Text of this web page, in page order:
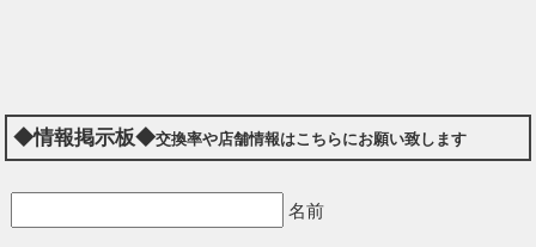
◆情報掲示板◆交換率や店舗情報はこちらにお願い致します
名前